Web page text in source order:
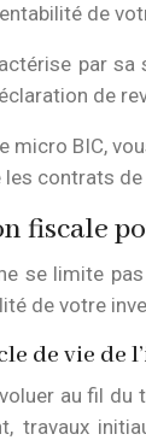
de
par
de
micro BIC,
contrats
fiscale
se limite
de votre
de vie de
au fil
travaux